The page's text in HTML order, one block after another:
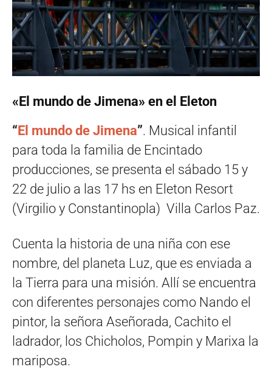
«El mundo de Jimena» en el Eleton
“El mundo de Jimena”. Musical infantil
para toda la familia de Encintado
producciones, se presenta el sábado 15 y
22 de julio a las 17 hs en Eleton Resort
(Virgilio y Constantinopla) Villa Carlos Paz.
Cuenta la historia de una niña con ese
nombre, del planeta Luz, que es enviada a
la Tierra para una misión. Allí se encuentra
con diferentes personajes como Nando el
pintor, la señora Aseñorada, Cachito el
ladrador, los Chicholos, Pompin y Marixa la
mariposa.